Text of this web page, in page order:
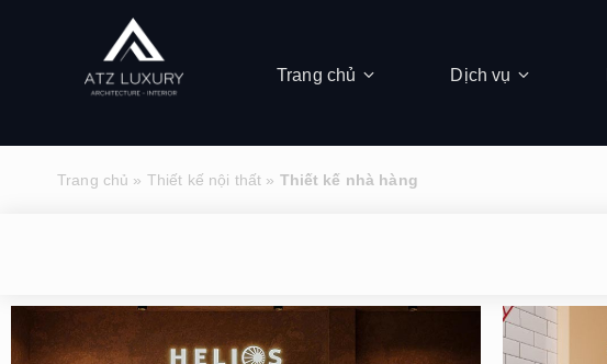
Trang chủ Dịch vụ
Trang chủ » Thiết kế nội thất » Thiết kế nhà hàng